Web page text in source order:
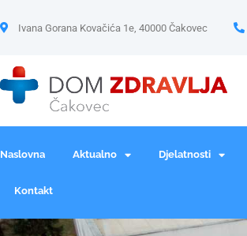
Ivana Gorana Kovačića 1e, 40000 Čakovec
Naslovna Aktualno Djelatnosti
Kontakt